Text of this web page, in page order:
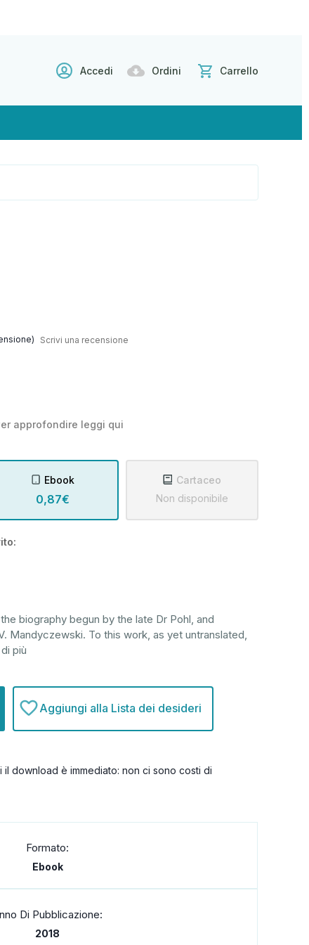
Accedi Ordini Carrello
Scrivi una recensione
approfondire leggi qui
Ebook
0,87€
Cartaceo
Non disponibile
biography begun by the late Dr Pohl, and
Mandyczewski. To this work, as yet untranslated,
più
Aggiungi alla Lista dei desideri
download è immediato: non ci sono costi di
Formato:
Ebook
Di Pubblicazione:
2018